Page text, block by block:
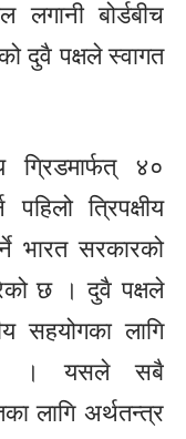
बोर्डबीच
दुवै पक्षले स्वागत
ग्रिडमार्फत् ४०
पहिलो त्रिपक्षीय
भारत सरकारको
छ । दुवै पक्षले
सहयोगका लागि
गरे । यसले सबै
लागि अर्थतन्त्र